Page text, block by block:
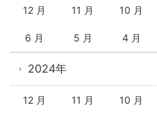
12 月 11 月 10 月
6 月 5 月 4 月
2024年
12 月 11 月 10 月